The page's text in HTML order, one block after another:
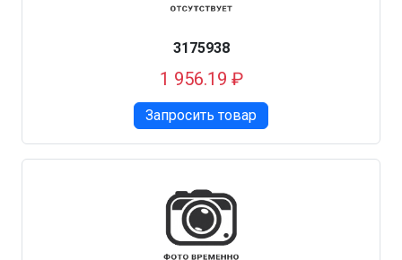
3175938
1 956.19 ₽
Запросить товар